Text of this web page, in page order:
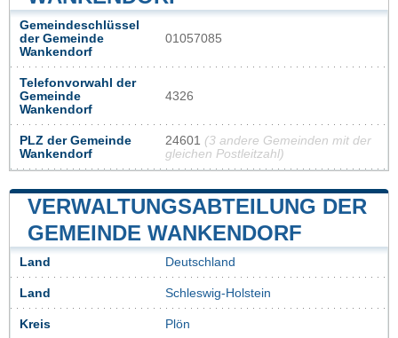
Gemeindeschlüssel
der Gemeinde
Wankendorf
01057085
Telefonvorwahl der
Gemeinde
Wankendorf
4326
PLZ der Gemeinde
Wankendorf
24601 (3 andere Gemeinden mit der
gleichen Postleitzahl)
VERWALTUNGSABTEILUNG DER
GEMEINDE WANKENDORF
Land Deutschland
Land Schleswig-Holstein
Kreis Plön